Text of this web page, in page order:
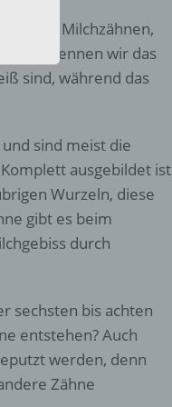
Milchzähnen,
nennen wir das
sind, während das
sind meist die
ausgebildet ist
Wurzeln, diese
gibt es beim
durch
sechsten bis achten
entstehen? Auch
werden, denn
Zähne
die